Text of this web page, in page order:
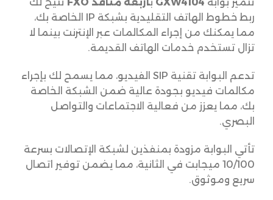
ربط خطوط الهاتف التقليدية بشبكة IP الخاصة بك،
مما يمكنك من إجراء المكالمات عبر الإنترنت بينما لا
تزال تستخدم خدمات الهاتف القديمة.
تدعم البوابة تقنية SIP الفيديو، مما يسمح لك بإجراء
مكالمات فيديو بجودة عالية ضمن الشبكة الخاصة
بك، مما يعزز من فعالية الاجتماعات والتواصل
البصري.
تأتي البوابة مزودة بمنفذين لشبكة الإتصالات بسرعة
10/100 ميجابت في الثانية، مما يضمن توفير اتصال
سريع وموثوق.